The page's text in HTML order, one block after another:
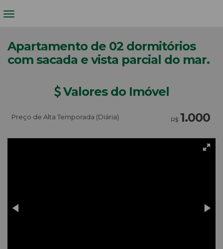
Apartamento de 02 dormitórios
com sacada e vista parcial do mar.
Valores do Imóvel
R$ 1.000
Preço de Alta Temporada (Diária)